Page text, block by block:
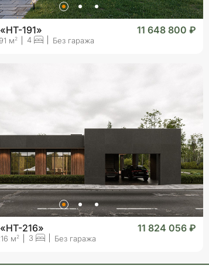
191» 11 648 800 ₽
м2 4 Без гаража
216» 11 824 056 ₽
м2 3 Без гаража